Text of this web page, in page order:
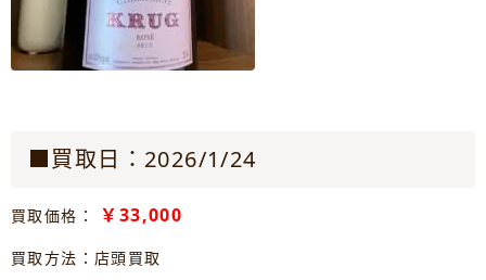
■買取日：2026/1/24
買取価格： ￥33,000
買取方法：店頭買取